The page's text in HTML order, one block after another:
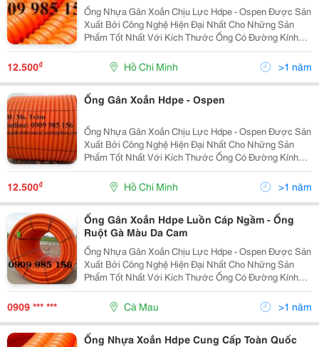
Ống Nhựa Gân Xoắn Chịu Lực Hdpe - Ospen Được Sản
Xuất Bởi Công Nghệ Hiện Đại Nhất Cho Những Sản
Phẩm Tốt Nhất Với Kích Thước Ống Có Đường Kính
Từ 25Mm Đến 250Mm . Ưu Điểm: Độ Dài Liên Tục, Dễ
Dàng Uốn Cong, Khả Năng Chịu Lực Lớn, Kinh Tế, Tiết
12.500₫ Hồ Chí Minh >1 năm
Ống Gân Xoắn Hdpe - Ospen
Ống Nhựa Gân Xoắn Chịu Lực Hdpe - Ospen Được Sản
Xuất Bởi Công Nghệ Hiện Đại Nhất Cho Những Sản
Phẩm Tốt Nhất Với Kích Thước Ống Có Đường Kính
Từ 25Mm Đến 250Mm . Ưu Điểm: Độ Dài Liên Tục, Dễ
Dàng Uốn Cong, Khả Năng Chịu Lực Lớn, Kinh Tế, Tiết
12.500₫ Hồ Chí Minh >1 năm
Ống Gân Xoắn Hdpe Luồn Cáp Ngầm - Ống
Ruột Gà Màu Da Cam
Ống Nhựa Gân Xoắn Chịu Lực Hdpe - Ospen Được Sản
Xuất Bởi Công Nghệ Hiện Đại Nhất Cho Những Sản
Phẩm Tốt Nhất Với Kích Thước Ống Có Đường Kính
Từ 25Mm Đến 250Mm . Ưu Điểm: Độ Dài Liên Tục, Dễ
Dàng Uốn Cong, Khả Năng Chịu Lực Lớn, Kinh Tế, Tiết
0909 *** *** Cà Mau >1 năm
Ống Nhựa Xoắn Hdpe Cung Cấp Toàn Quốc